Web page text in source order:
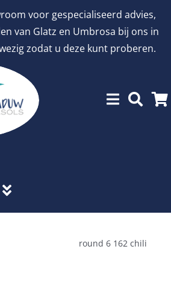
voor gespecialiseerd advies,
van Glatz en Umbrosa bij ons in
zodat u deze kunt proberen.
round 6 162 chili